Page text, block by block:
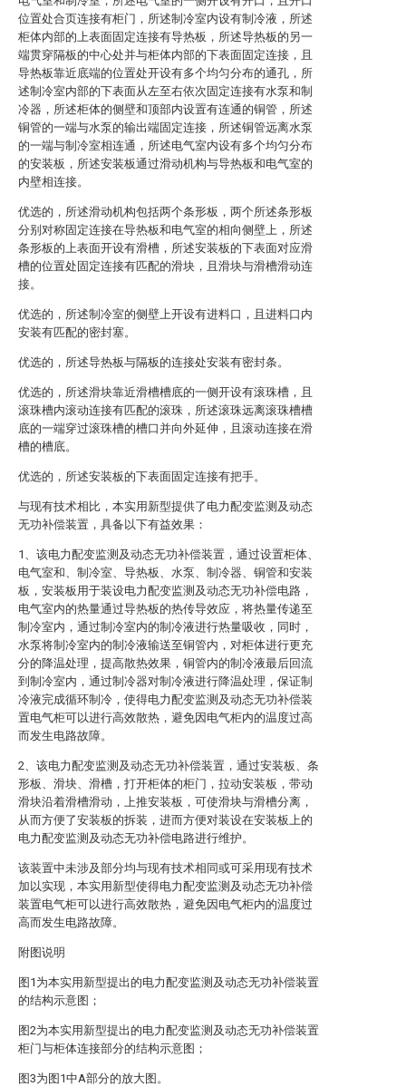
位置处合页连接有柜门，所述制冷室内设有制冷液，所述
柜体内部的上表面固定连接有导热板，所述导热板的另一
端贯穿隔板的中心处并与柜体内部的下表面固定连接，且
导热板靠近底端的位置处开设有多个均匀分布的通孔，所
述制冷室内部的下表面从左至右依次固定连接有水泵和制
冷器，所述柜体的侧壁和顶部内设置有连通的铜管，所述
铜管的一端与水泵的输出端固定连接，所述铜管远离水泵
的一端与制冷室相连通，所述电气室内设有多个均匀分布
的安装板，所述安装板通过滑动机构与导热板和电气室的
内壁相连接。
优选的，所述滑动机构包括两个条形板，两个所述条形板
分别对称固定连接在导热板和电气室的相向侧壁上，所述
条形板的上表面开设有滑槽，所述安装板的下表面对应滑
槽的位置处固定连接有匹配的滑块，且滑块与滑槽滑动连
接。
优选的，所述制冷室的侧壁上开设有进料口，且进料口内
安装有匹配的密封塞。
优选的，所述导热板与隔板的连接处安装有密封条。
优选的，所述滑块靠近滑槽槽底的一侧开设有滚珠槽，且
滚珠槽内滚动连接有匹配的滚珠，所述滚珠远离滚珠槽槽
底的一端穿过滚珠槽的槽口并向外延伸，且滚动连接在滑
槽的槽底。
优选的，所述安装板的下表面固定连接有把手。
与现有技术相比，本实用新型提供了电力配变监测及动态
无功补偿装置，具备以下有益效果：
1、该电力配变监测及动态无功补偿装置，通过设置柜体、
电气室和、制冷室、导热板、水泵、制冷器、铜管和安装
板，安装板用于装设电力配变监测及动态无功补偿电路，
电气室内的热量通过导热板的热传导效应，将热量传递至
制冷室内，通过制冷室内的制冷液进行热量吸收，同时，
水泵将制冷室内的制冷液输送至铜管内，对柜体进行更充
分的降温处理，提高散热效果，铜管内的制冷液最后回流
到制冷室内，通过制冷器对制冷液进行降温处理，保证制
冷液完成循环制冷，使得电力配变监测及动态无功补偿装
置电气柜可以进行高效散热，避免因电气柜内的温度过高
而发生电路故障。
2、该电力配变监测及动态无功补偿装置，通过安装板、条
形板、滑块、滑槽，打开柜体的柜门，拉动安装板，带动
滑块沿着滑槽滑动，上推安装板，可使滑块与滑槽分离，
从而方便了安装板的拆装，进而方便对装设在安装板上的
电力配变监测及动态无功补偿电路进行维护。
该装置中未涉及部分均与现有技术相同或可采用现有技术
加以实现，本实用新型使得电力配变监测及动态无功补偿
装置电气柜可以进行高效散热，避免因电气柜内的温度过
高而发生电路故障。
附图说明
图1为本实用新型提出的电力配变监测及动态无功补偿装置
的结构示意图；
图2为本实用新型提出的电力配变监测及动态无功补偿装置
柜门与柜体连接部分的结构示意图；
图3为图1中A部分的放大图。